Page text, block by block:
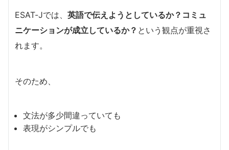
ESAT-Jでは、 英語で伝えようとしているか？コミュ
ニケーションが成立しているか？ という観点が重視さ
れます。
そのため、
文法が多少間違っていても
表現がシンプルでも